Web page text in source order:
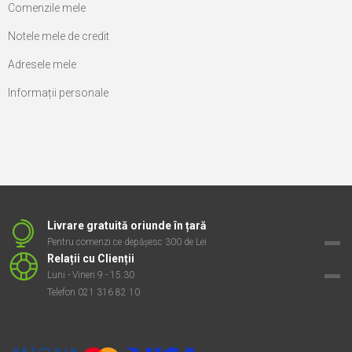
Comenzile mele
Notele mele de credit
Adresele mele
Informații personale
Livrare gratuită oriunde în țară
Pentru comenzi ce depășesc 300 de Lei
Relații cu Clienții
Luni - Vineri 9 - 15.30
Telefon 021 316 82 10